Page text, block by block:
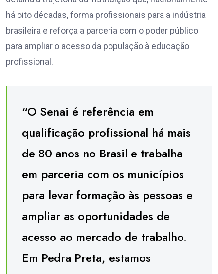
há oito décadas, forma profissionais para a indústria
brasileira e reforça a parceria com o poder público
para ampliar o acesso da população à educação
profissional.
“O Senai é referência em
qualificação profissional há mais
de 80 anos no Brasil e trabalha
em parceria com os municípios
para levar formação às pessoas e
ampliar as oportunidades de
acesso ao mercado de trabalho.
Em Pedra Preta, estamos